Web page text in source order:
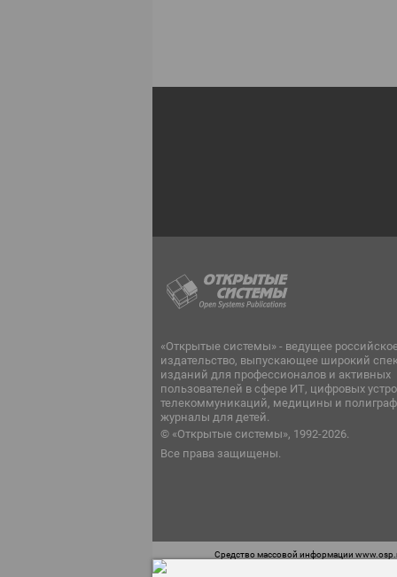
«Открытые системы» - ведущее
издательство, выпускающее широкий
изданий для профессионалов и активных
пользователей в сфере ИТ, цифровых
телекоммуникаций, медицины и
журналы для детей.
© «Открытые системы», 1992-2026.
Все права защищены.
Средство массовой информации